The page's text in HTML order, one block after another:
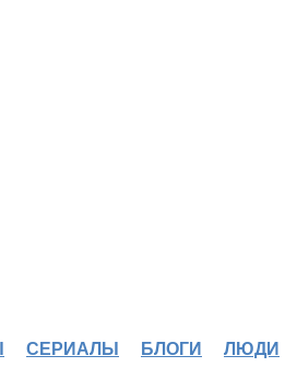
СЕРИАЛЫ БЛОГИ ЛЮДИ